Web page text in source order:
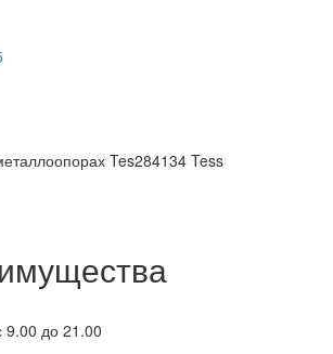
Tes284134 Tess
до 21.00